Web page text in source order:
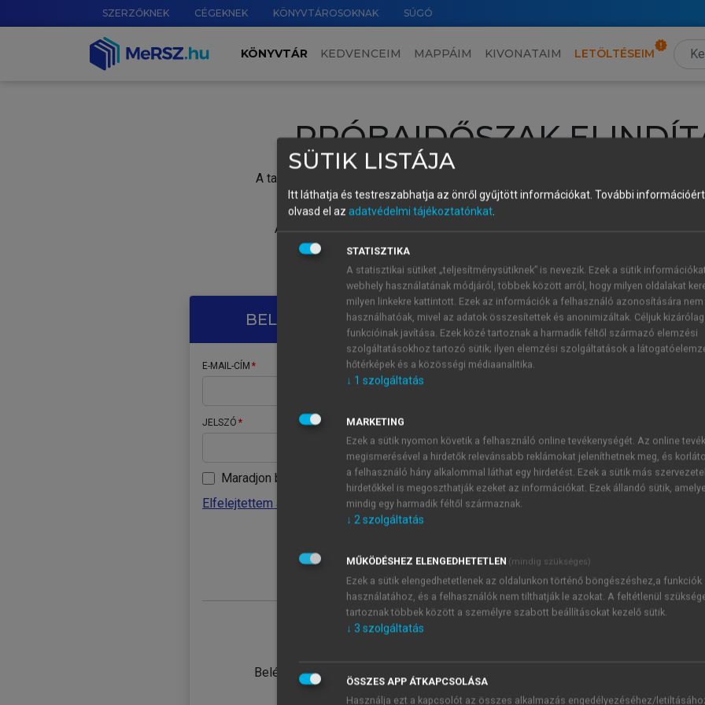
SZERZŐKNEK CÉGEKNEK KÖNYVTÁROSOKNAK SÚGÓ
KÖNYVTÁR KEDVENCEIM MAPPÁIM KIVONATAIM LETÖLTÉSEIM
PRÓBAIDŐSZAK
A tartalom megtekintéséhez lépj be a saját fiókoddal, iskolai azonosítóddal vagy
Új felhasználóként1 óra díjmentes hozzáférésrevagy
A próbaidőszak elindításához,
vagy hozz
A regisztráció után a
BELÉPÉS SAJÁT FIÓKKAL
E-MAIL-CÍM
JELSZÓ
Maradjon belépve
Elfelejtettem a jelszavamat
Belépés intézményi azonosítóval
ÚJ FIÓK
1 óra
JELSZÓ
Kérek értesítést a MeRSZ
Kérek értesítést az
SÜTIK LISTÁJA
Itt láthatja és testreszabhatja az önről gyűjtött információkat. További
olvasd el az adatvédelmi tájékoztatónkat.
STATISZTIKA
A statisztikai sütiket „teljesítménysütiknek” is nevezik. Ezek a sütik
webhely használatának módjáról, többek között arról, hogy milyen oldalakat
milyen linkekre kattintott. Ezek az információk a felhasználó azonosítására nem
használhatóak, mivel az adatok összesítettek és anonimizáltak. Céljuk
funkcióinak javítása. Ezek közé tartoznak a harmadik féltől származó elemzési
szolgáltatásokhoz tartozó sütik; ilyen elemzési szolgáltatások a
hőtérképek és a közösségi médiaanalitika.
↓ 1 szolgáltatás
MARKETING
Ezek a sütik nyomon követik a felhasználó online tevékenységét. Az online
megismerésével a hirdetők relevánsabb reklámokat jeleníthetnek meg, és
a felhasználó hány alkalommal láthat egy hirdetést. Ezek a sütik más
hirdetőkkel is megoszthatják ezeket az információkat. Ezek állandó sütik,
mindig egy harmadik féltől származnak.
↓ 2szolgáltatás
MŰKÖDÉSHEZ ELENGEDHETETLEN (mindig szükséges)
Ezek a sütik elengedhetetlenek az oldalunkon történő böngészéshez,a funkciók
használatához, és a felhasználók nem tilthatják le azokat. A feltétlenül
tartoznak többek között a személyre szabott beállításokat kezelő sütik.
↓ 3 szolgáltatás
ÖSSZES APP ÁTKAPCSOLÁSA
Használja ezt a kapcsolót az összes alkalmazás engedélyezéséhez/